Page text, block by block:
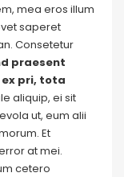
mea eros illum
saperet
Consetetur
praesent
pri, tota
aliquip, ei sit
ut, eum alii
Et
at mei.
cetero